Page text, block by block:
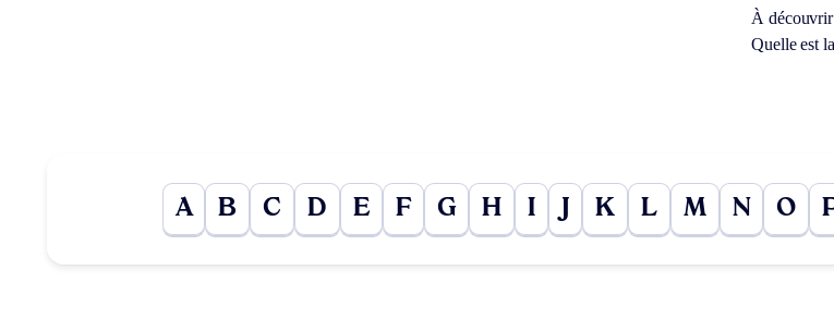
À découvrir
Quelle est
A B C D E F G H I J K L M N O